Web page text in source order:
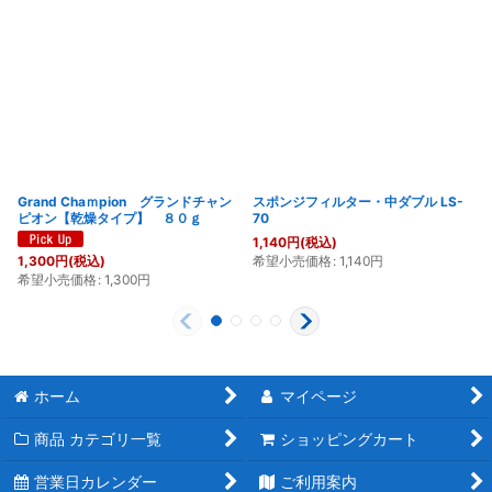
Grand Chaｍpion グランドチャン
ピオン【乾燥タイプ】 ８０ｇ
1,300円(税込)
希望小売価格: 1,300円
スポンジフィルター・中ダブル LS-
70
1,140円(税込)
希望小売価格: 1,140円
ホーム マイページ
商品 カテゴリ一覧 ショッピングカート
営業日カレンダー ご利用案内